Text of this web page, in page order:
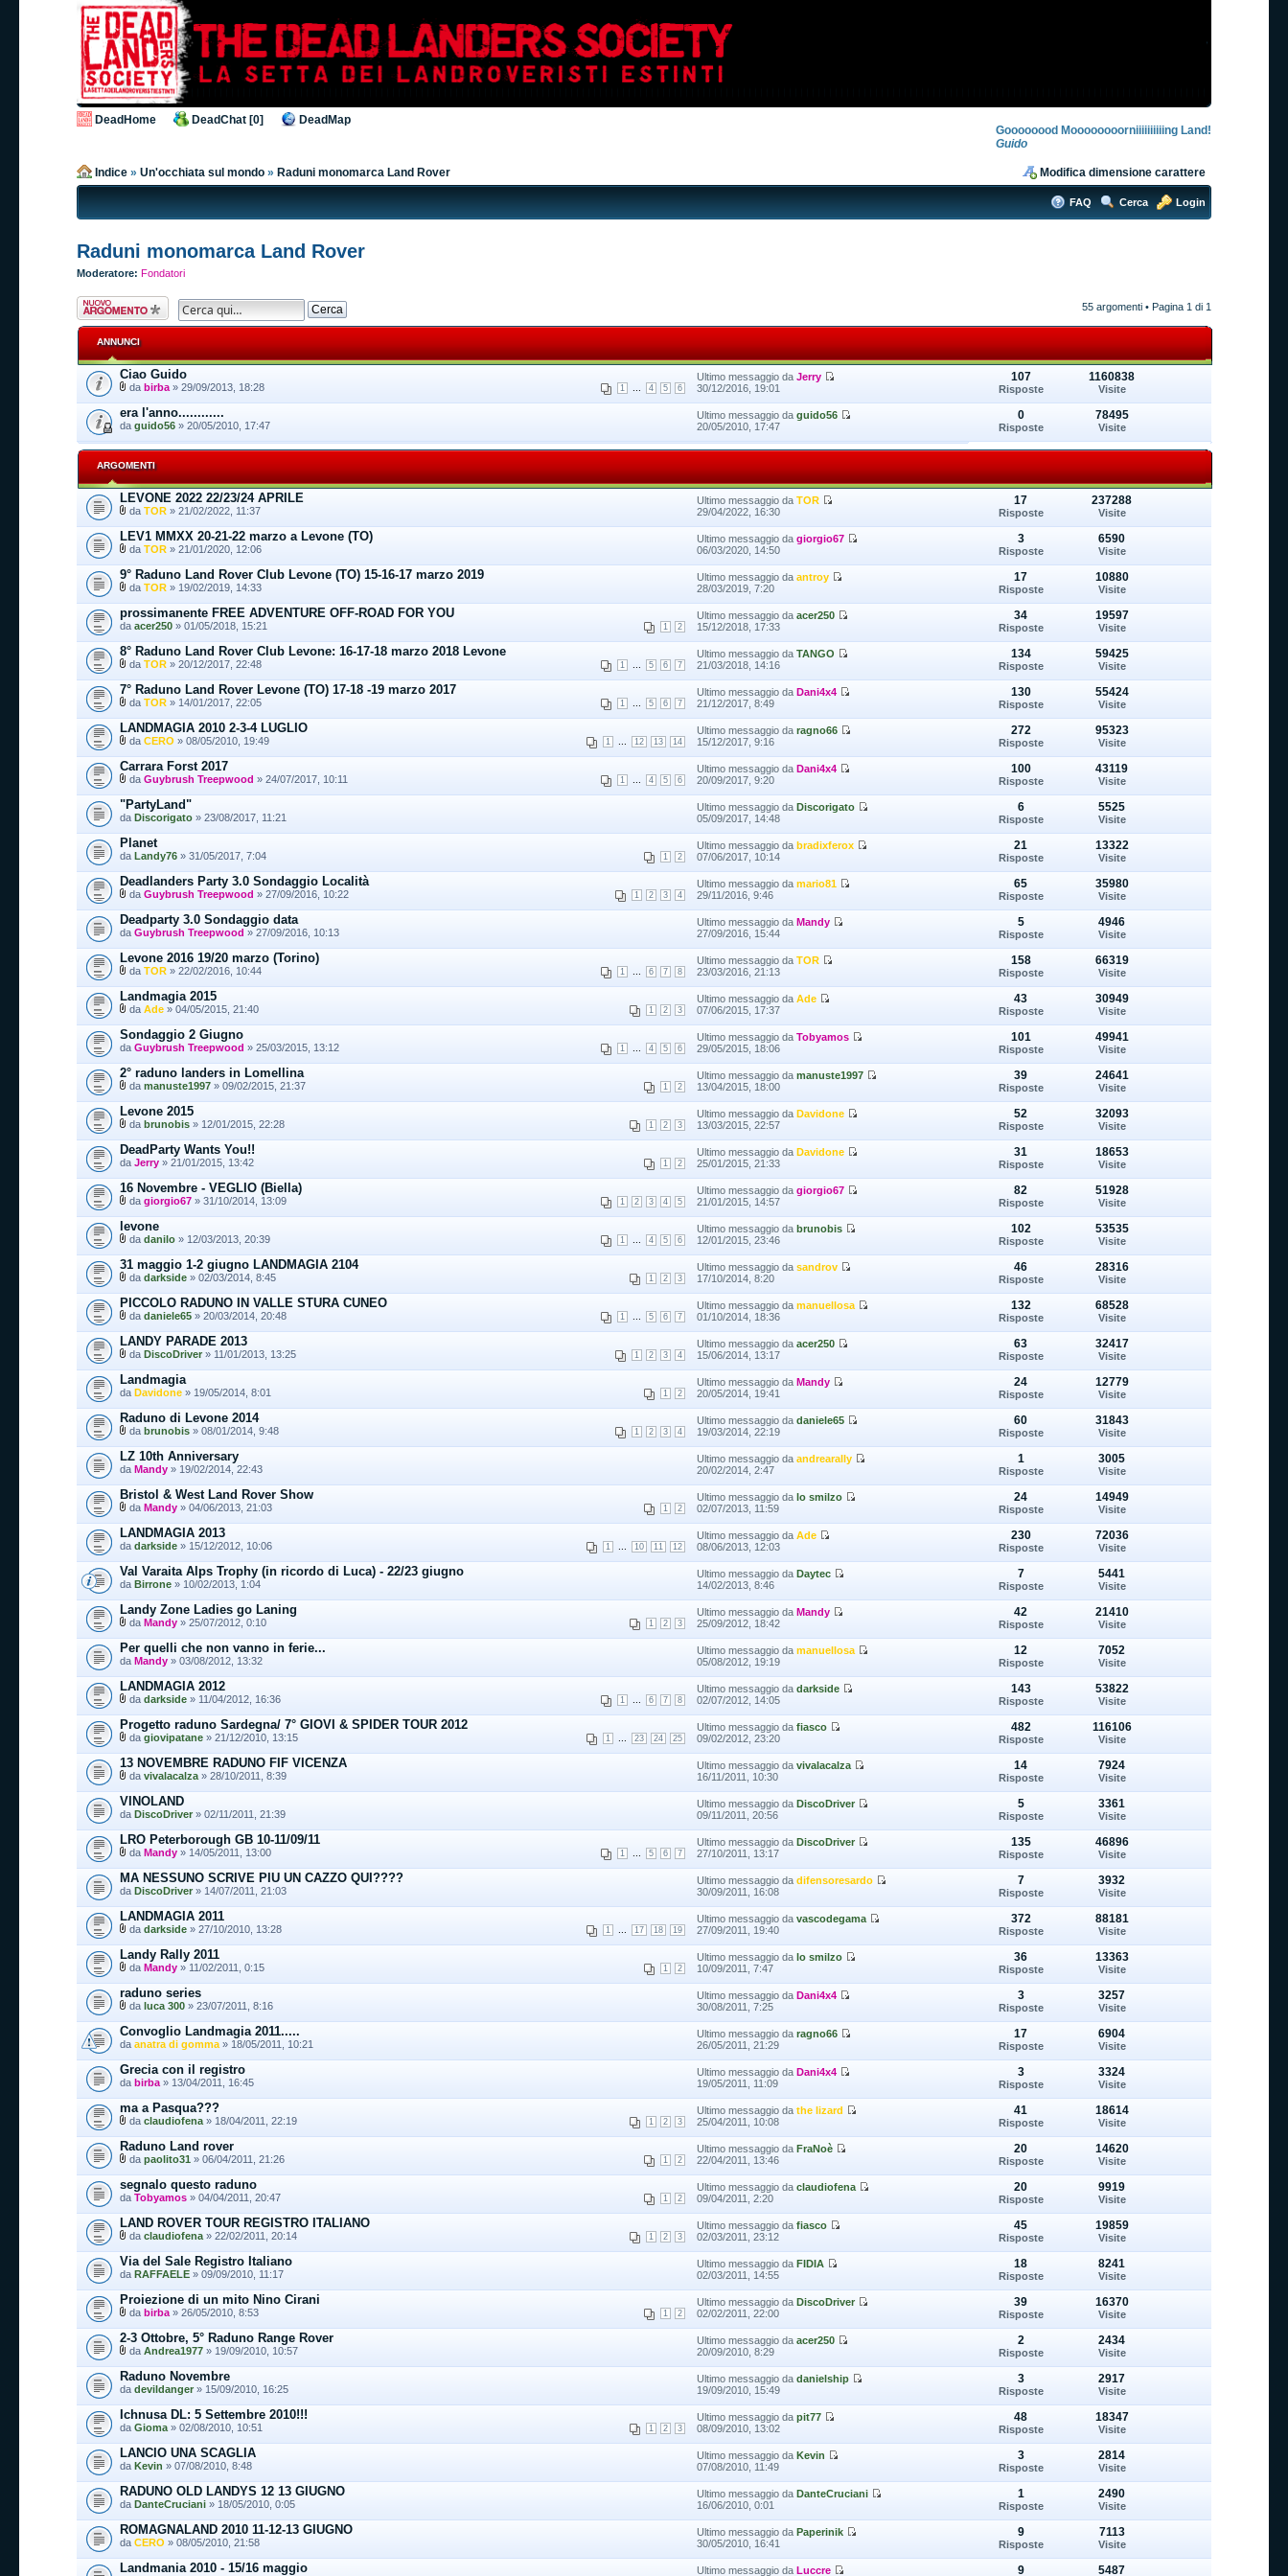
DeadHome DeadChat [0] DeadMap
Goooooood Moooooooorniiiiiiiiiing Land!
Guido
Indice » Un'occhiata sul mondo » Raduni monomarca Land Rover Modifica dimensione carattere
FAQ Cerca Login
Raduni monomarca Land Rover
Moderatore: Fondatori
Scrivi un nuovo
argomento
55 argomenti • Pagina 1 di 1
ANNUNCI
Ciao Guido
1 4 5 6
da birba » 29/09/2013, 18:28
Ultimo messaggio da Jerry
30/12/2016, 19:01
107
Risposte
1160838
Visite
era l'anno............
da guido56 » 20/05/2010, 17:47
Ultimo messaggio da guido56
20/05/2010, 17:47
0
Risposte
78495
Visite
ARGOMENTI
LEVONE 2022 22/23/24 APRILE
da TOR » 21/02/2022, 11:37
Ultimo messaggio da TOR
29/04/2022, 16:30
17
Risposte
237288
Visite
LEV1 MMXX 20-21-22 marzo a Levone (TO)
da TOR » 21/01/2020, 12:06
Ultimo messaggio da giorgio67
06/03/2020, 14:50
3
Risposte
6590
Visite
9° Raduno Land Rover Club Levone (TO) 15-16-17 marzo 2019
da TOR » 19/02/2019, 14:33
Ultimo messaggio da antroy
28/03/2019, 7:20
17
Risposte
10880
Visite
prossimanente FREE ADVENTURE OFF-ROAD FOR YOU
1 2
da acer250 » 01/05/2018, 15:21
Ultimo messaggio da acer250
15/12/2018, 17:33
34
Risposte
19597
Visite
8° Raduno Land Rover Club Levone: 16-17-18 marzo 2018 Levone
1 5 6 7
da TOR » 20/12/2017, 22:48
Ultimo messaggio da TANGO
21/03/2018, 14:16
134
Risposte
59425
Visite
7° Raduno Land Rover Levone (TO) 17-18 -19 marzo 2017
1 5 6 7
da TOR » 14/01/2017, 22:05
Ultimo messaggio da Dani4x4
21/12/2017, 8:49
130
Risposte
55424
Visite
LANDMAGIA 2010 2-3-4 LUGLIO
1 12 13 14
da CERO » 08/05/2010, 19:49
Ultimo messaggio da ragno66
15/12/2017, 9:16
272
Risposte
95323
Visite
Carrara Forst 2017
1 4 5 6
da Guybrush Treepwood » 24/07/2017, 10:11
Ultimo messaggio da Dani4x4
20/09/2017, 9:20
100
Risposte
43119
Visite
"PartyLand"
da Discorigato » 23/08/2017, 11:21
Ultimo messaggio da Discorigato
05/09/2017, 14:48
6
Risposte
5525
Visite
Planet
1 2
da Landy76 » 31/05/2017, 7:04
Ultimo messaggio da bradixferox
07/06/2017, 10:14
21
Risposte
13322
Visite
Deadlanders Party 3.0 Sondaggio Località
1 2 3 4
da Guybrush Treepwood » 27/09/2016, 10:22
Ultimo messaggio da mario81
29/11/2016, 9:46
65
Risposte
35980
Visite
Deadparty 3.0 Sondaggio data
da Guybrush Treepwood » 27/09/2016, 10:13
Ultimo messaggio da Mandy
27/09/2016, 15:44
5
Risposte
4946
Visite
Levone 2016 19/20 marzo (Torino)
1 6 7 8
da TOR » 22/02/2016, 10:44
Ultimo messaggio da TOR
23/03/2016, 21:13
158
Risposte
66319
Visite
Landmagia 2015
1 2 3
da Ade » 04/05/2015, 21:40
Ultimo messaggio da Ade
07/06/2015, 17:37
43
Risposte
30949
Visite
Sondaggio 2 Giugno
1 4 5 6
da Guybrush Treepwood » 25/03/2015, 13:12
Ultimo messaggio da Tobyamos
29/05/2015, 18:06
101
Risposte
49941
Visite
2° raduno landers in Lomellina
1 2
da manuste1997 » 09/02/2015, 21:37
Ultimo messaggio da manuste1997
13/04/2015, 18:00
39
Risposte
24641
Visite
Levone 2015
1 2 3
da brunobis » 12/01/2015, 22:28
Ultimo messaggio da Davidone
13/03/2015, 22:57
52
Risposte
32093
Visite
DeadParty Wants You!!
1 2
da Jerry » 21/01/2015, 13:42
Ultimo messaggio da Davidone
25/01/2015, 21:33
31
Risposte
18653
Visite
16 Novembre - VEGLIO (Biella)
1 2 3 4 5
da giorgio67 » 31/10/2014, 13:09
Ultimo messaggio da giorgio67
21/01/2015, 14:57
82
Risposte
51928
Visite
levone
1 4 5 6
da danilo » 12/03/2013, 20:39
Ultimo messaggio da brunobis
12/01/2015, 23:46
102
Risposte
53535
Visite
31 maggio 1-2 giugno LANDMAGIA 2104
1 2 3
da darkside » 02/03/2014, 8:45
Ultimo messaggio da sandrov
17/10/2014, 8:20
46
Risposte
28316
Visite
PICCOLO RADUNO IN VALLE STURA CUNEO
1 5 6 7
da daniele65 » 20/03/2014, 20:48
Ultimo messaggio da manuellosa
01/10/2014, 18:36
132
Risposte
68528
Visite
LANDY PARADE 2013
1 2 3 4
da DiscoDriver » 11/01/2013, 13:25
Ultimo messaggio da acer250
15/06/2014, 13:17
63
Risposte
32417
Visite
Landmagia
1 2
da Davidone » 19/05/2014, 8:01
Ultimo messaggio da Mandy
20/05/2014, 19:41
24
Risposte
12779
Visite
Raduno di Levone 2014
1 2 3 4
da brunobis » 08/01/2014, 9:48
Ultimo messaggio da daniele65
19/03/2014, 22:19
60
Risposte
31843
Visite
LZ 10th Anniversary
da Mandy » 19/02/2014, 22:43
Ultimo messaggio da andrearally
20/02/2014, 2:47
1
Risposte
3005
Visite
Bristol & West Land Rover Show
1 2
da Mandy » 04/06/2013, 21:03
Ultimo messaggio da lo smilzo
02/07/2013, 11:59
24
Risposte
14949
Visite
LANDMAGIA 2013
1 10 11 12
da darkside » 15/12/2012, 10:06
Ultimo messaggio da Ade
08/06/2013, 12:03
230
Risposte
72036
Visite
Val Varaita Alps Trophy (in ricordo di Luca) - 22/23 giugno
da Birrone » 10/02/2013, 1:04
Ultimo messaggio da Daytec
14/02/2013, 8:46
7
Risposte
5441
Visite
Landy Zone Ladies go Laning
1 2 3
da Mandy » 25/07/2012, 0:10
Ultimo messaggio da Mandy
25/09/2012, 18:42
42
Risposte
21410
Visite
Per quelli che non vanno in ferie...
da Mandy » 03/08/2012, 13:32
Ultimo messaggio da manuellosa
05/08/2012, 19:19
12
Risposte
7052
Visite
LANDMAGIA 2012
1 6 7 8
da darkside » 11/04/2012, 16:36
Ultimo messaggio da darkside
02/07/2012, 14:05
143
Risposte
53822
Visite
Progetto raduno Sardegna/ 7° GIOVI & SPIDER TOUR 2012
1 23 24 25
da giovipatane » 21/12/2010, 13:15
Ultimo messaggio da fiasco
09/02/2012, 23:20
482
Risposte
116106
Visite
13 NOVEMBRE RADUNO FIF VICENZA
da vivalacalza » 28/10/2011, 8:39
Ultimo messaggio da vivalacalza
16/11/2011, 10:30
14
Risposte
7924
Visite
VINOLAND
da DiscoDriver » 02/11/2011, 21:39
Ultimo messaggio da DiscoDriver
09/11/2011, 20:56
5
Risposte
3361
Visite
LRO Peterborough GB 10-11/09/11
1 5 6 7
da Mandy » 14/05/2011, 13:00
Ultimo messaggio da DiscoDriver
27/10/2011, 13:17
135
Risposte
46896
Visite
MA NESSUNO SCRIVE PIU UN CAZZO QUI????
da DiscoDriver » 14/07/2011, 21:03
Ultimo messaggio da difensoresardo
30/09/2011, 16:08
7
Risposte
3932
Visite
LANDMAGIA 2011
1 17 18 19
da darkside » 27/10/2010, 13:28
Ultimo messaggio da vascodegama
27/09/2011, 19:40
372
Risposte
88181
Visite
Landy Rally 2011
1 2
da Mandy » 11/02/2011, 0:15
Ultimo messaggio da lo smilzo
10/09/2011, 7:47
36
Risposte
13363
Visite
raduno series
da luca 300 » 23/07/2011, 8:16
Ultimo messaggio da Dani4x4
30/08/2011, 7:25
3
Risposte
3257
Visite
Convoglio Landmagia 2011.....
da anatra di gomma » 18/05/2011, 10:21
Ultimo messaggio da ragno66
26/05/2011, 21:29
17
Risposte
6904
Visite
Grecia con il registro
da birba » 13/04/2011, 16:45
Ultimo messaggio da Dani4x4
19/05/2011, 11:09
3
Risposte
3324
Visite
ma a Pasqua???
1 2 3
da claudiofena » 18/04/2011, 22:19
Ultimo messaggio da the lizard
25/04/2011, 10:08
41
Risposte
18614
Visite
Raduno Land rover
1 2
da paolito31 » 06/04/2011, 21:26
Ultimo messaggio da FraNoè
22/04/2011, 13:46
20
Risposte
14620
Visite
segnalo questo raduno
1 2
da Tobyamos » 04/04/2011, 20:47
Ultimo messaggio da claudiofena
09/04/2011, 2:20
20
Risposte
9919
Visite
LAND ROVER TOUR REGISTRO ITALIANO
1 2 3
da claudiofena » 22/02/2011, 20:14
Ultimo messaggio da fiasco
02/03/2011, 23:12
45
Risposte
19859
Visite
Via del Sale Registro Italiano
da RAFFAELE » 09/09/2010, 11:17
Ultimo messaggio da FIDIA
02/03/2011, 14:55
18
Risposte
8241
Visite
Proiezione di un mito Nino Cirani
1 2
da birba » 26/05/2010, 8:53
Ultimo messaggio da DiscoDriver
02/02/2011, 22:00
39
Risposte
16370
Visite
2-3 Ottobre, 5° Raduno Range Rover
da Andrea1977 » 19/09/2010, 10:57
Ultimo messaggio da acer250
20/09/2010, 8:29
2
Risposte
2434
Visite
Raduno Novembre
da devildanger » 15/09/2010, 16:25
Ultimo messaggio da danielship
19/09/2010, 15:49
3
Risposte
2917
Visite
Ichnusa DL: 5 Settembre 2010!!!
1 2 3
da Gioma » 02/08/2010, 10:51
Ultimo messaggio da pit77
08/09/2010, 13:02
48
Risposte
18347
Visite
LANCIO UNA SCAGLIA
da Kevin » 07/08/2010, 8:48
Ultimo messaggio da Kevin
07/08/2010, 11:49
3
Risposte
2814
Visite
RADUNO OLD LANDYS 12 13 GIUGNO
da DanteCruciani » 18/05/2010, 0:05
Ultimo messaggio da DanteCruciani
16/06/2010, 0:01
1
Risposte
2490
Visite
ROMAGNALAND 2010 11-12-13 GIUGNO
da CERO » 08/05/2010, 21:58
Ultimo messaggio da Paperinik
30/05/2010, 16:41
9
Risposte
7113
Visite
Landmania 2010 - 15/16 maggio Ultimo messaggio da Luccre
9 5487